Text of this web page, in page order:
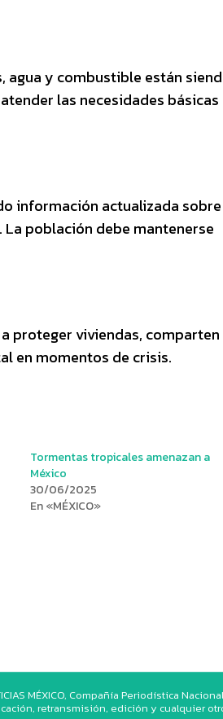
agua y combustible están
las necesidades
información actualizada
población debe mantenerse
proteger viviendas, comparten
en momentos de crisis.
Tormentas tropicales amenazan a
México
30/06/2025
En «MÉXICO»
MÉXICO, Compañía Periodística
retransmisión, edición y cualquier